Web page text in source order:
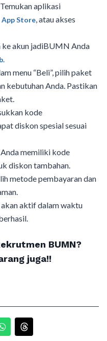
aplikasi
App Store, atau akses
ke akun jadiBUMN Anda
menu “Beli”, pilih paket
kebutuhan Anda. Pastikan
kode
diskon spesial sesuai
Anda memiliki kode
diskon tambahan.
metode pembayaran dan
akan aktif dalam waktu
BUMN?
juga!!